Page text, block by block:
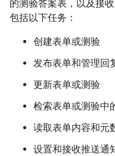
的测验答案表，以及接
包括以下任务：
创建表单或测验
发布表单和管理回
更新表单或测验
检索表单或测验中
读取表单内容和元
设置和接收推送通